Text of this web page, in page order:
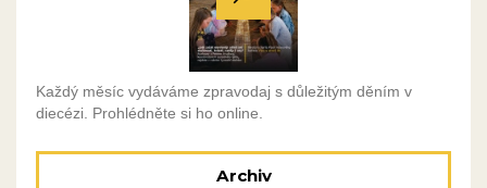
Každý měsíc vydáváme zpravodaj s důležitým děním v
diecézi. Prohlédněte si ho online.
Archiv